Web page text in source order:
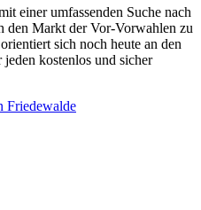
einer umfassenden Suche nach
den Markt der Vor-Vorwahlen zu
sich noch heute an den
kostenlos und sicher
Friedewalde